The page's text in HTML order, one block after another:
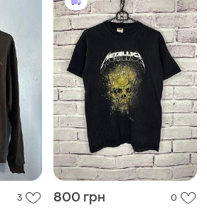
3 800 грн 0